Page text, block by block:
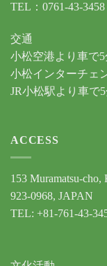
TEL：0761-43-3458
交通
小松空港より車で5
小松インターチェ
JR小松駅より車で
ACCESS
153 Muramatsu-cho,
923-0968, JAPAN
TEL: +81-761-43-